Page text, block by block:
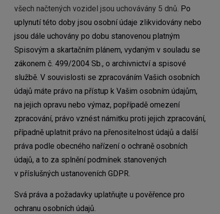
všech načtených vozidel jsou uchovávány 5 dnů. Po
uplynutí této doby jsou osobní údaje zlikvidovány nebo
jsou dále uchovány po dobu stanovenou platným
Spisovým a skartačním plánem, vydaným v souladu se
zákonem č. 499/2004 Sb., o archivnictví a spisové
službě. V souvislosti se zpracováním Vašich osobních
údajů máte právo na přístup k Vašim osobním údajům,
na jejich opravu nebo výmaz, popřípadě omezení
zpracování, právo vznést námitku proti jejich zpracování,
případně uplatnit právo na přenositelnost údajů a další
práva podle obecného nařízení o ochraně osobních
údajů, a to za splnění podmínek stanovených
v příslušných ustanoveních GDPR.
Svá práva a požadavky uplatňujte u pověřence pro
ochranu osobních údajů.